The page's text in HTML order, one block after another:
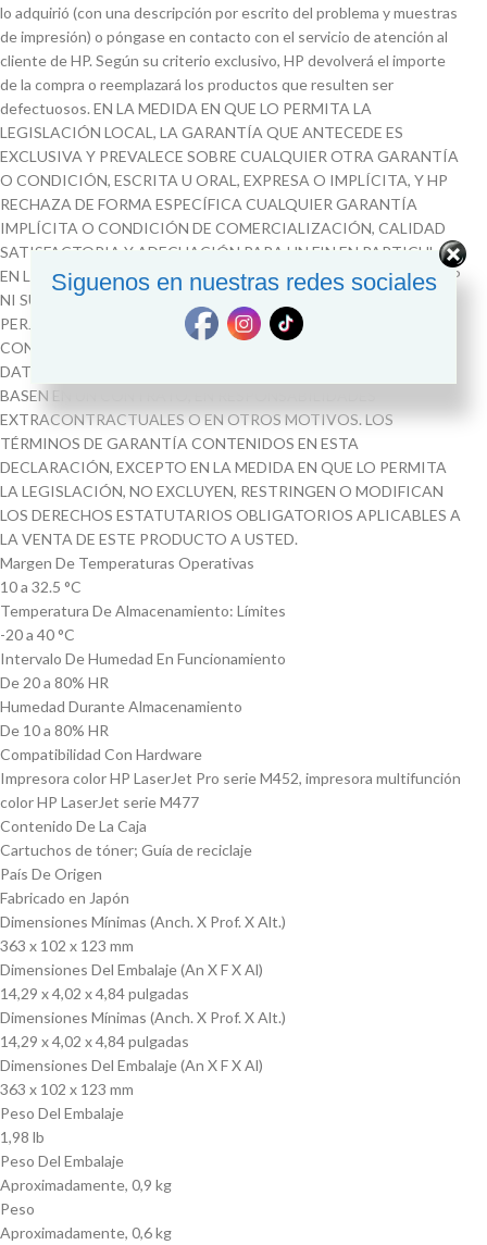
lo adquirió (con una descripción por escrito del problema y muestras
de impresión) o póngase en contacto con el servicio de atención al
cliente de HP. Según su criterio exclusivo, HP devolverá el importe
de la compra o reemplazará los productos que resulten ser
defectuosos. EN LA MEDIDA EN QUE LO PERMITA LA
LEGISLACIÓN LOCAL, LA GARANTÍA QUE ANTECEDE ES
EXCLUSIVA Y PREVALECE SOBRE CUALQUIER OTRA GARANTÍA
O CONDICIÓN, ESCRITA U ORAL, EXPRESA O IMPLÍCITA, Y HP
RECHAZA DE FORMA ESPECÍFICA CUALQUIER GARANTÍA
IMPLÍCITA O CONDICIÓN DE COMERCIALIZACIÓN, CALIDAD
SATISFACTORIA Y ADECUACIÓN PARA UN FIN EN PARTICULAR.
EN LA MEDIDA EN QUE LO PERMITAN LAS LEYES LOCALES, NI HP
NI SUS PROVEEDORES SERÁN RESPONSABLES DE DAÑOS Y
PERJUICIOS DIRECTOS, INDIRECTOS, FORTUITOS,
CONSECUENTES (INCLUYENDO PÉRDIDAS ECONÓMICAS O DE
DATOS) O DE OTRO TIPO, INDEPENDIENTEMENTE DE QUE SE
BASEN EN UN CONTRATO, EN RESPONSABILIDADES
EXTRACONTRACTUALES O EN OTROS MOTIVOS. LOS
TÉRMINOS DE GARANTÍA CONTENIDOS EN ESTA
DECLARACIÓN, EXCEPTO EN LA MEDIDA EN QUE LO PERMITA
LA LEGISLACIÓN, NO EXCLUYEN, RESTRINGEN O MODIFICAN
LOS DERECHOS ESTATUTARIOS OBLIGATORIOS APLICABLES A
LA VENTA DE ESTE PRODUCTO A USTED.
Margen De Temperaturas Operativas
10 a 32.5 °C
Temperatura De Almacenamiento: Límites
-20 a 40 °C
Intervalo De Humedad En Funcionamiento
De 20 a 80% HR
Humedad Durante Almacenamiento
De 10 a 80% HR
Compatibilidad Con Hardware
Impresora color HP LaserJet Pro serie M452, impresora multifunción
color HP LaserJet serie M477
Contenido De La Caja
Cartuchos de tóner; Guía de reciclaje
País De Origen
Fabricado en Japón
Dimensiones Mínimas (Anch. X Prof. X Alt.)
363 x 102 x 123 mm
Dimensiones Del Embalaje (An X F X Al)
14,29 x 4,02 x 4,84 pulgadas
Dimensiones Mínimas (Anch. X Prof. X Alt.)
14,29 x 4,02 x 4,84 pulgadas
Dimensiones Del Embalaje (An X F X Al)
363 x 102 x 123 mm
Peso Del Embalaje
1,98 lb
Peso Del Embalaje
Aproximadamente, 0,9 kg
Peso
Aproximadamente, 0,6 kg
Siguenos en nuestras redes sociales